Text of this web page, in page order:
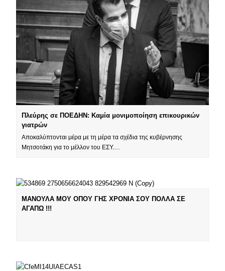
Πλεύρης σε ΠΟΕΔΗΝ: Καμία μονιμοποίηση επικουρικών
γιατρών
Αποκαλύπτονται μέρα με τη μέρα τα σχέδια της κυβέρνησης
Μητσοτάκη για το μέλλον του ΕΣΥ.…
ΜΑΝΟΥΛΑ ΜΟΥ ΟΠΟΥ ΓΗΣ ΧΡΟΝΙΑ ΣΟΥ ΠΟΛΛΑ ΣΕ
ΑΓΑΠΩ !!!